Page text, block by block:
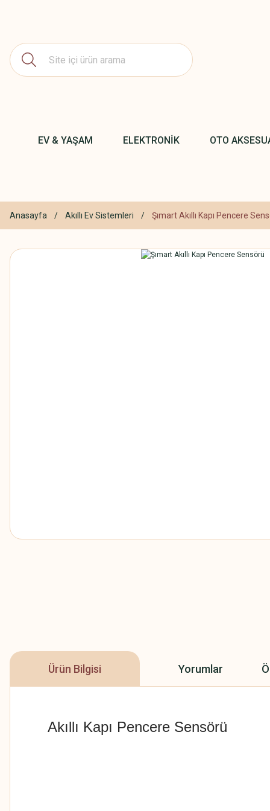
EV & YAŞAM ELEKTRONİK OTO
Anasayfa Akıllı Ev Sistemleri Şımart Akıllı Kapı Pencere
Ürün Bilgisi Yorumlar
Akıllı Kapı Pencere Sensörü